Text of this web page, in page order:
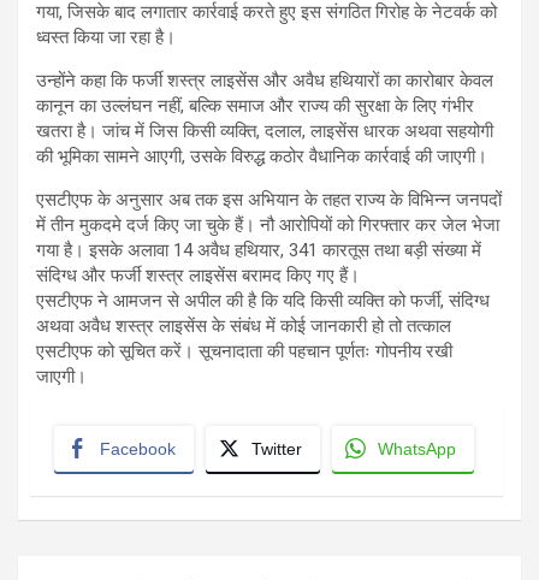
गया, जिसके बाद लगातार कार्रवाई करते हुए इस संगठित गिरोह के नेटवर्क को
ध्वस्त किया जा रहा है।
उन्होंने कहा कि फर्जी शस्त्र लाइसेंस और अवैध हथियारों का कारोबार केवल
कानून का उल्लंघन नहीं, बल्कि समाज और राज्य की सुरक्षा के लिए गंभीर
खतरा है। जांच में जिस किसी व्यक्ति, दलाल, लाइसेंस धारक अथवा सहयोगी
की भूमिका सामने आएगी, उसके विरुद्ध कठोर वैधानिक कार्रवाई की जाएगी।
एसटीएफ के अनुसार अब तक इस अभियान के तहत राज्य के विभिन्न जनपदों
में तीन मुकदमे दर्ज किए जा चुके हैं। नौ आरोपियों को गिरफ्तार कर जेल भेजा
गया है। इसके अलावा 14 अवैध हथियार, 341 कारतूस तथा बड़ी संख्या में
संदिग्ध और फर्जी शस्त्र लाइसेंस बरामद किए गए हैं।
एसटीएफ ने आमजन से अपील की है कि यदि किसी व्यक्ति को फर्जी, संदिग्ध
अथवा अवैध शस्त्र लाइसेंस के संबंध में कोई जानकारी हो तो तत्काल
एसटीएफ को सूचित करें। सूचनादाता की पहचान पूर्णतः गोपनीय रखी
जाएगी।
Facebook Twitter WhatsApp